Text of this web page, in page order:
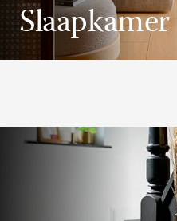
Slaapkamer